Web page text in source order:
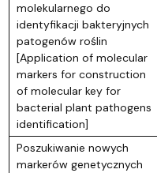
molekularnego do
identyfikacji bakteryjnych
patogenów roślin
[Application of molecular
markers for construction
of molecular key for
bacterial plant pathogens
identification]
Poszukiwanie nowych
markerów genetycznych